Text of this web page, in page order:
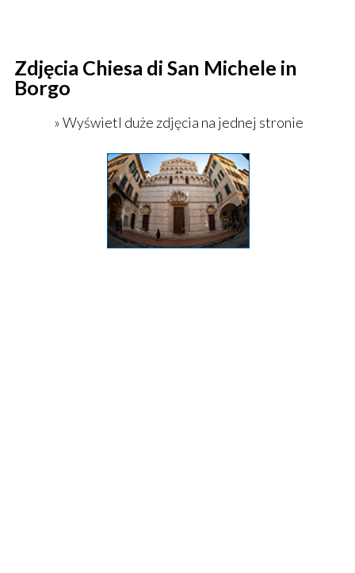
Zdjęcia Chiesa di San Michele in
Borgo
» Wyświetl duże zdjęcia na jednej stronie